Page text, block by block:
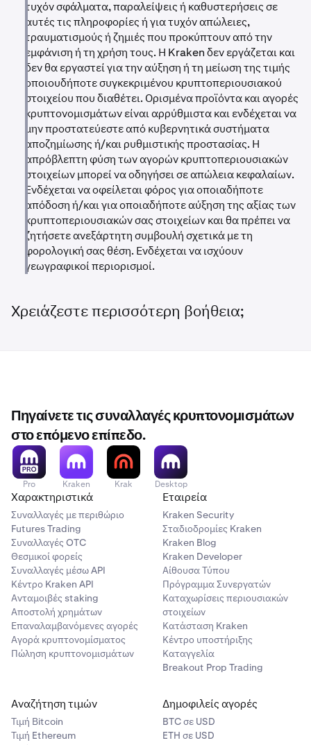
οδηγήσουν σε ελάχιστα ή καθόλου έσοδα λόγω
ανεπαρκούς ρευστότητας της αγοράς κατά τη στιγμή
της εκτέλεσης.
τυχόν σφάλματα, παραλείψεις ή καθυστερήσεις σε
αυτές τις πληροφορίες ή για τυχόν απώλειες,
τραυματισμούς ή ζημιές που προκύπτουν από την
εμφάνιση ή τη χρήση τους. Η Kraken δεν εργάζεται και
δεν θα εργαστεί για την αύξηση ή τη μείωση της τιμής
οποιουδήποτε συγκεκριμένου κρυπτοπεριουσιακού
στοιχείου που διαθέτει. Ορισμένα προϊόντα και αγορές
κρυπτονομισμάτων είναι αρρύθμιστα και ενδέχεται να
μην προστατεύεστε από κυβερνητικά συστήματα
αποζημίωσης ή/και ρυθμιστικής προστασίας. Η
απρόβλεπτη φύση των αγορών κρυπτοπεριουσιακών
στοιχείων μπορεί να οδηγήσει σε απώλεια κεφαλαίων.
Ενδέχεται να οφείλεται φόρος για οποιαδήποτε
απόδοση ή/και για οποιαδήποτε αύξηση της αξίας των
κρυπτοπεριουσιακών σας στοιχείων και θα πρέπει να
ζητήσετε ανεξάρτητη συμβουλή σχετικά με τη
φορολογική σας θέση. Ενδέχεται να ισχύουν
γεωγραφικοί περιορισμοί.
Χρειάζεστε περισσότερη βοήθεια;
Πηγαίνετε τις συναλλαγές κρυπτονομισμάτων
στο επόμενο επίπεδο.
Pro Kraken Krak Desktop
Χαρακτηριστικά
Συναλλαγές με περιθώριο
Futures Trading
Συναλλαγές OTC
Θεσμικοί φορείς
Συναλλαγές μέσω API
Κέντρο Kraken API
Ανταμοιβές staking
Αποστολή χρημάτων
Επαναλαμβανόμενες αγορές
Αγορά κρυπτονομίσματος
Πώληση κρυπτονομισμάτων
Εταιρεία
Kraken Security
Σταδιοδρομίες Kraken
Kraken Blog
Kraken Developer
Αίθουσα Τύπου
Πρόγραμμα Συνεργατών
Καταχωρίσεις περιουσιακών
στοιχείων
Κατάσταση Kraken
Κέντρο υποστήριξης
Καταγγελία
Breakout Prop Trading
Αναζήτηση τιμών
Τιμή Βitcoin
Τιμή Ethereum
Δημοφιλείς αγορές
BTC σε USD
ETH σε USD